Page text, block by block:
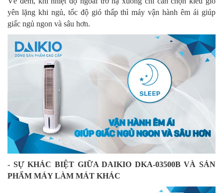
yên lặng khi ngủ, tốc độ gió thấp thì máy vận hành êm ái giúp
giấc ngủ ngon và sâu hơn.
- SỰ KHÁC BIỆT GIỮA DAIKIO DKA-03500B VÀ SẢN
PHẨM MÁY LÀM MÁT KHÁC